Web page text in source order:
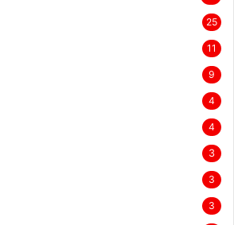
25
11
9
4
4
3
3
3